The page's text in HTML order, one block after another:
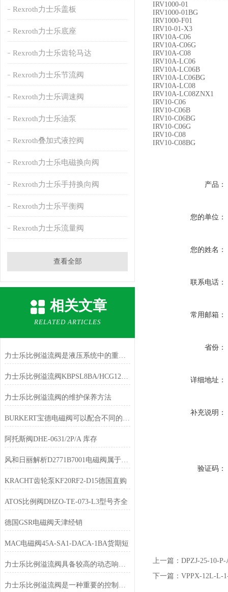
Rexroth力士乐盖板
Rexroth力士乐底座
Rexroth力士乐齿轮马达
Rexroth力士乐节流阀
Rexroth力士乐调速阀
Rexroth力士乐油泵
Rexroth叠加式液控阀
Rexroth力士乐电磁换向阀
Rexroth力士乐手持换向阀
Rexroth力士乐平衡阀
Rexroth力士乐流量阀
查看全部
相关文章
RELATED ARTICLES
力士乐比例溢流阀是液压系统中的重要控制元件
力士乐比例溢流阀KBPSL8BA/HCG12K4V原理
力士乐比例溢流阀的维护保养方法
BURKERT宝德电磁阀可以配合不同的电路来实现预期的控制
阿托斯阀DHE-0631/2P/A 库存
风和日丽解析D2771B7001电磁阀属于先导控制的阀门
KRACHT齿轮泵KF20RF2-D15德国直购
ATOS比例阀DHZO-TE-073-L3型号齐全
德国GSR电磁阀天津经销
MAC电磁阀45A-SA1-DACA-1BA货期短
力士乐比例溢流阀具备较高的动态响应速度
力士乐比例溢流阀是一种重要的控制元件
IRV1000-01
IRV1000-01BG
IRV1000-F01
IRV10-01-X3
IRV10A-C06
IRV10A-C06G
IRV10A-C08
IRV10A-LC06
IRV10A-LC06B
IRV10A-LC06BG
IRV10A-LC08
IRV10A-LC08ZNX1
IRV10-C06
IRV10-C06B
IRV10-C06BG
IRV10-C06G
IRV10-C08
IRV10-C08BG
产品：
您的单位：
您的姓名：
联系电话：
常用邮箱：
省份：
详细地址：
补充说明：
验证码：
上一篇： DPZJ-25-10-
下一篇： VPPX-12L-L-